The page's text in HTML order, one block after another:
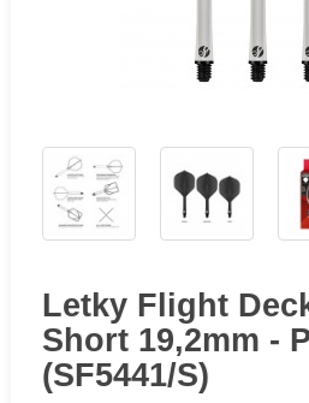
Letky Flight
Short 19,2mm -
(SF5441/S)